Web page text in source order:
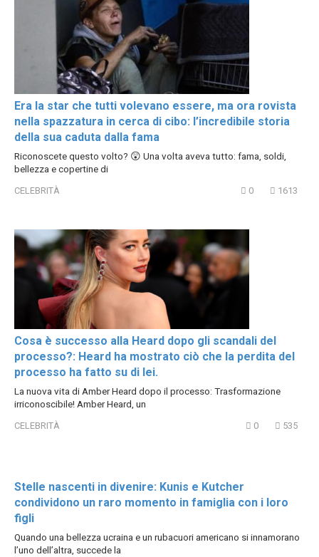
Era la star che tutti volevano essere, ma ora rovista
nella spazzatura in cerca di cibo: l’incredibile storia
della sua caduta dalla fama
Riconoscete questo volto? 😲 Una volta aveva tutto: fama, soldi,
bellezza e copertine di
CELEBRITÀ 0 1613
Cosa è successo alla Heard dopo gli scandali del
processo?: Heard ha mostrato ciò che la perdita del
processo ha fatto su di lei.
La nuova vita di Amber Heard dopo il processo: Trasformazione
irriconoscibile! Amber Heard, un
CELEBRITÀ 0 535
Stelle nascenti in divenire: Kunis e Kutcher
condividono un raro momento in famiglia con i loro
figli
Quando una bellezza ucraina e un rubacuori americano si innamorano
l’uno dell’altra, succede la